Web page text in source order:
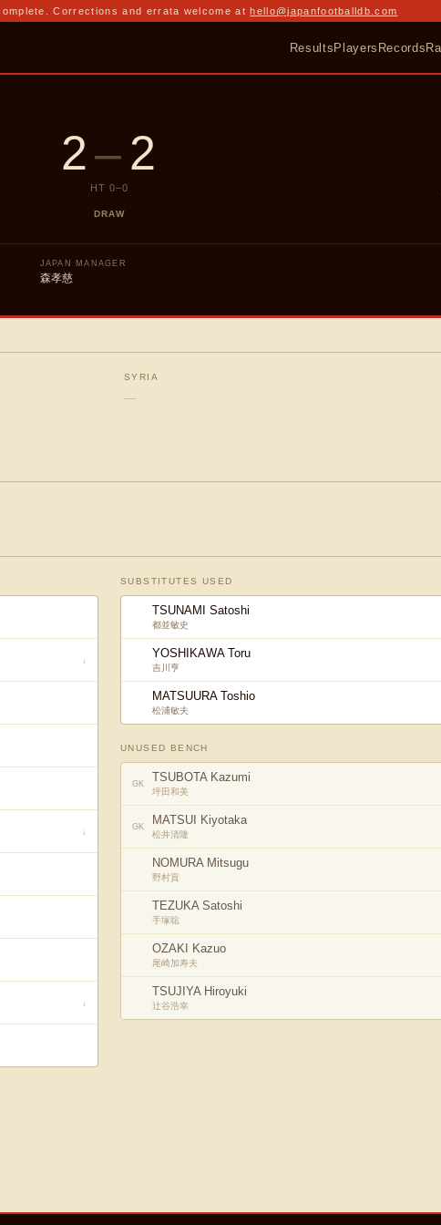
Corrections and errata welcome at hello@japanfootballdb.com
ResultsPlayers Records
2–2
HT 0–0
DRAW
JAPAN MANAGER
森孝慈
SYRIA
—
↓
↓
↓
SUBSTITUTES USED
TSUNAMI Satoshi
都並敏史
YOSHIKAWA Toru
吉川亨
MATSUURA Toshio
松浦敏夫
UNUSED BENCH
GK TSUBOTA Kazumi
坪田和美
GK MATSUI Kiyotaka
松井清隆
NOMURA Mitsugu
野村貢
TEZUKA Satoshi
手塚聡
OZAKI Kazuo
尾崎加寿夫
TSUJIYA Hiroyuki
辻谷浩幸